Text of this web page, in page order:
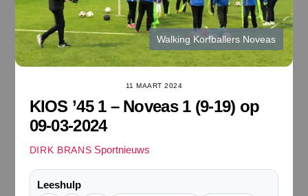
Walking Korfballers Noveas
11 MAART 2024
KIOS ’45 1 – Noveas 1 (9-19) op
09-03-2024
DIRK BRANS Sportnieuws
Leeshulp